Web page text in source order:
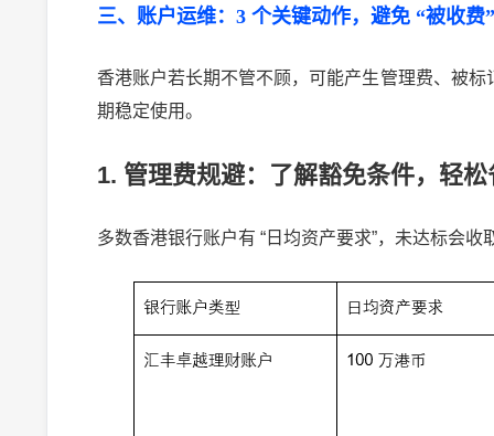
三、账户运维： 3 个关键动作，避免“被收费
香港账户若长期不管不顾，可能产生管理费、被
期稳定使用。
1. 管理费规避：了解豁免条件，轻松
多数香港银行账户有 “日均资产要求”，未达标会收